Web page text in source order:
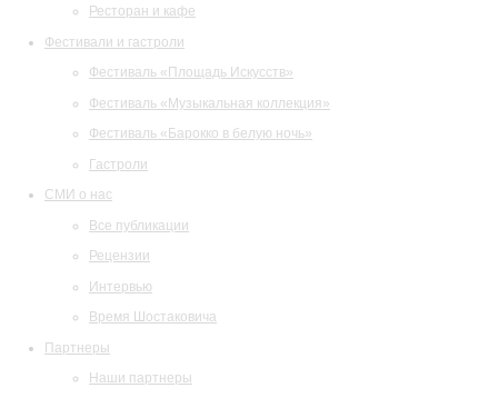
Ресторан и кафе
Фестивали и гастроли
Фестиваль «Площадь Искусств»
Фестиваль «Музыкальная коллекция»
Фестиваль «Барокко в белую ночь»
Гастроли
СМИ о нас
Все публикации
Рецензии
Интервью
Время Шостаковича
Партнеры
Наши партнеры